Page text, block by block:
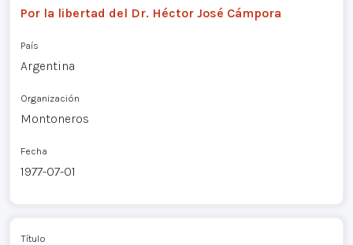
Por la libertad del Dr. Héctor José Cámpora
País
Argentina
Organización
Montoneros
Fecha
1977-07-01
Título